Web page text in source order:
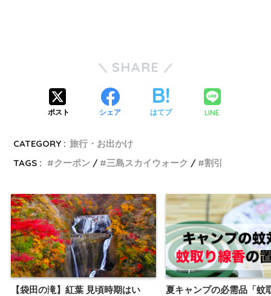
SHARE
ポスト シェア はてブ LINE
CATEGORY : 旅行・お出かけ
TAGS :
クーポン 三島スカイウォーク 割引
【袋田の滝】紅葉 見頃時期はい
夏キャンプの必需品「蚊